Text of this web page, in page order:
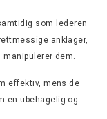
som lederen
anklager,
dem.
effektiv, mens de
en ubehagelig og